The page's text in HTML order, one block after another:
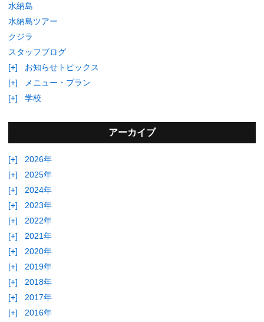
水納島
水納島ツアー
クジラ
スタッフブログ
[+]
お知らせトピックス
[+]
メニュー・プラン
[+]
学校
アーカイブ
[+]
2026年
[+]
2025年
[+]
2024年
[+]
2023年
[+]
2022年
[+]
2021年
[+]
2020年
[+]
2019年
[+]
2018年
[+]
2017年
[+]
2016年